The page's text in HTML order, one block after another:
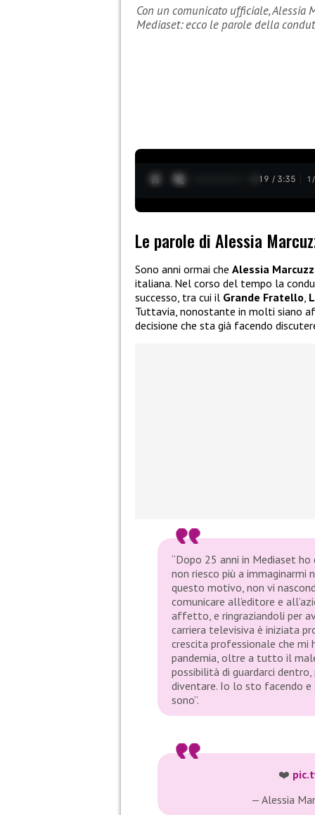
Con un comunicato ufficiale, Alessia
Mediaset: ecco le parole della
0:20 / 3:35 1 /
Le parole di Alessia
Sono anni ormai che Alessia
italiana. Nel corso del tempo la
successo, tra cui il Grande Fratello,
Tuttavia, nonostante in molti siano
decisione che sta già facendo
“Dopo 25 anni in Mediaset
non riesco più a immaginarmi
questo motivo, non vi
comunicare all’editore e
affetto, e ringraziandoli per
carriera televisiva è iniziata
crescita professionale che mi
pandemia, oltre a tutto il
possibilità di guardarci
diventare. Io lo sto facendo e
sono”.
❤️
— Alessia